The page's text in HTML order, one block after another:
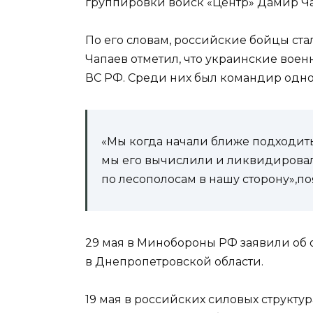
По его словам, российские бойцы
Чапаев отметил, что украинские
ВС РФ. Среди них был командир
«Мы когда начали ближе
мы его вычислили и
по лесополосам в нашу
29 мая в Минобороны РФ заявили об
в Днепропетровской области.
19 мая в российских силовых